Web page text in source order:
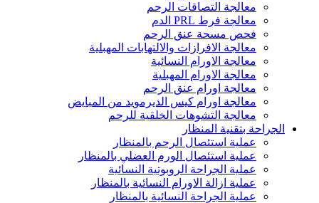
معالجة التصاقات الرحم
معالجة فرط PRL الدم
فحص مسحة عنق الرحم
معالجة الافرازات والالتهابات المهبلية
معالجة الاورام النسائية
معالجة الاورام المهبلية
معالجة اورام عنق الرحم
معالجة اورام كيس الديرمويد من المبايض
معالجة التشوهات الخلقية للرحم
الجراحة بتقنية المنظار
عملية استئصال الرحم بالمنظار
عملية استئصال الورم العضلي بالمنظار
عملية الجراحة الروبوتية النسائية
عملية ازالة الاورام النسائية بالمنظار
عملية الجراحة النسائية بالمنظار